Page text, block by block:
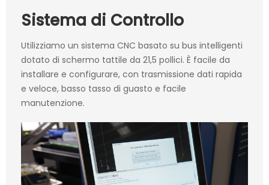
Sistema di Controllo
Utilizziamo un sistema CNC basato su bus intelligenti
dotato di schermo tattile da 21,5 pollici. È facile da
installare e configurare, con trasmissione dati rapida
e veloce, basso tasso di guasto e facile
manutenzione.